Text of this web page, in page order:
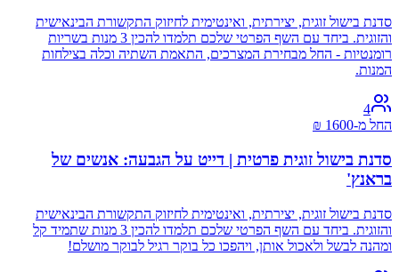
סדנת בישול זוגית, יצירתית, ואינטימית לחיזוק התקשורת הבינאישית
והזוגית. ביחד עם השף הפרטי שלכם תלמדו להכין 3 מנות בשריות
רומנטיות - החל מבחירת המצרכים, התאמת השתיה וכלה בצילחות
המנות.
4
החל מ-1600
₪
סדנת בישול זוגית פרטית | דייט על הגבעה: אנשים של
בראנץ'
סדנת בישול זוגית, יצירתית, ואינטימית לחיזוק התקשורת הבינאישית
והזוגית. ביחד עם השף הפרטי שלכם תלמדו להכין 3 מנות שתמיד קל
ומהנה לבשל ולאכול אותן, ויהפכו כל בוקר רגיל לבוקר מושלם!